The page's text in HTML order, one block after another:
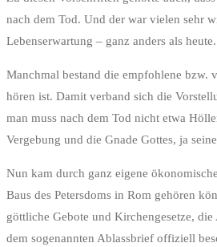
nach dem Tod. Und der war vielen sehr
Lebenserwartung – ganz anders als heute.
Manchmal bestand die empfohlene bzw.
hören ist. Damit verband sich die
man muss nach dem Tod nicht etwa
Vergebung und die Gnade Gottes, ja
Nun kam durch ganz eigene
Baus des Petersdoms in Rom gehören
göttliche Gebote und Kirchengesetze,
dem sogenannten Ablassbrief offiziell